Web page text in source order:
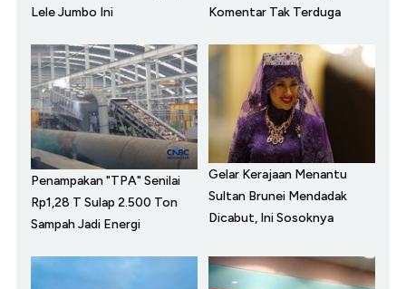
Lele Jumbo Ini
Komentar Tak Terduga
Penampakan "TPA" Senilai
Rp1,28 T Sulap 2.500 Ton
Sampah Jadi Energi
Gelar Kerajaan Menantu
Sultan Brunei Mendadak
Dicabut, Ini Sosoknya